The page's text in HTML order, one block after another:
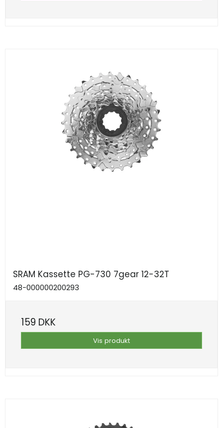
SRAM Kassette PG-730 7gear 12-32T
48-000000200293
159 DKK
Vis produkt